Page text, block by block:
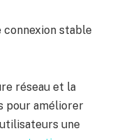
connexion stable
réseau et la
pour améliorer
une